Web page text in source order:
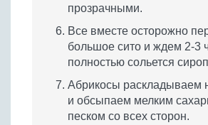
прозрачными.
Все вместе осторожно
большое сито и ждем 2-3
полностью сольется
Абрикосы раскладываем
и обсыпаем мелким
песком со всех сторон.